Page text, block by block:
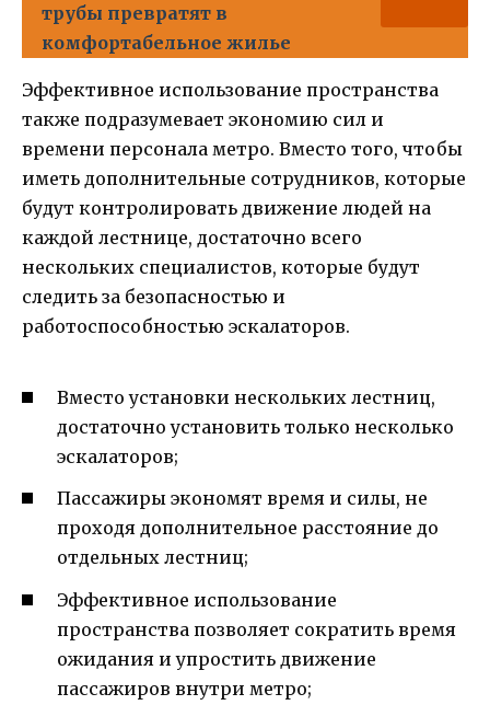
трубы превратят в
комфортабельное жилье
Эффективное использование пространства
также подразумевает экономию сил и
времени персонала метро. Вместо того, чтобы
иметь дополнительные сотрудников, которые
будут контролировать движение людей на
каждой лестнице, достаточно всего
нескольких специалистов, которые будут
следить за безопасностью и
работоспособностью эскалаторов.
Вместо установки нескольких лестниц,
достаточно установить только несколько
эскалаторов;
Пассажиры экономят время и силы, не
проходя дополнительное расстояние до
отдельных лестниц;
Эффективное использование
пространства позволяет сократить время
ожидания и упростить движение
пассажиров внутри метро;